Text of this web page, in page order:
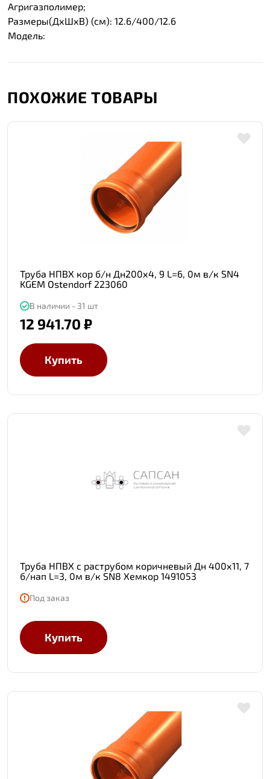
Агригазполимер;
Размеры(ДхШхВ) (см): 12.6/400/12.6
Модель:
ПОХОЖИЕ ТОВАРЫ
Труба НПВХ кор б/н Дн200х4, 9 L=6, 0м в/к SN4
KGEM Ostendorf 223060
В наличии - 31 шт
12 941.70 ₽
Купить
Труба НПВХ с раструбом коричневый Дн 400х11, 7
б/нап L=3, 0м в/к SN8 Хемкор 1491053
Под заказ
Купить